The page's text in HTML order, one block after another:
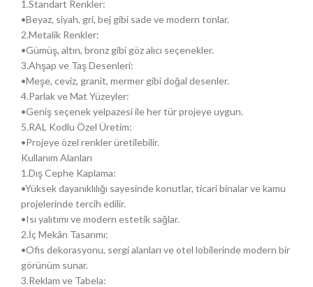
1.Standart Renkler:
•Beyaz, siyah, gri, bej gibi sade ve modern tonlar.
2.Metalik Renkler:
•Gümüş, altın, bronz gibi göz alıcı seçenekler.
3.Ahşap ve Taş Desenleri:
•Meşe, ceviz, granit, mermer gibi doğal desenler.
4.Parlak ve Mat Yüzeyler:
•Geniş seçenek yelpazesi ile her tür projeye uygun.
5.RAL Kodlu Özel Üretim:
•Projeye özel renkler üretilebilir.
Kullanım Alanları
1.Dış Cephe Kaplama:
•Yüksek dayanıklılığı sayesinde konutlar, ticari binalar ve kamu
projelerinde tercih edilir.
•Isı yalıtımı ve modern estetik sağlar.
2.İç Mekân Tasarımı:
•Ofis dekorasyonu, sergi alanları ve otel lobilerinde modern bir
görünüm sunar.
3.Reklam ve Tabela: